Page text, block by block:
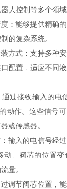
人控制等多个领域
能够提供精确的
的复杂系统。
式：支持多种安
配置，适应不同液
接收输入的电
动作。这些信号
或传感器。
入的电信号经过
动。阀芯的位置
量。
节阀芯位置，能